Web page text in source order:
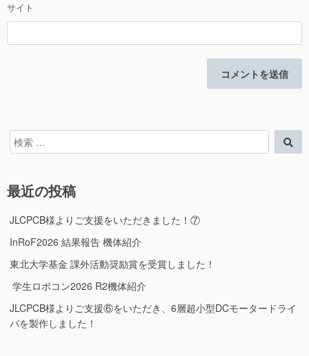
サイト
検
索
索
最近の投稿
JLCPCB様よりご支援をいただきました！⑦
InRoF2026 結果報告 機体紹介
東北大学基金 課外活動奨励賞を受賞しました！
学生ロボコン2026 R2機体紹介
JLCPCB様よりご支援⑥をいただき、6層超小型DCモータードライ
バを製作しました！